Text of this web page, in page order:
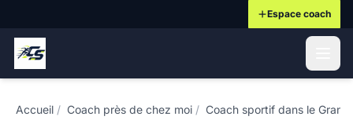
Espace coach
Accueil / Coach près de chez moi / Coach sportif dans le